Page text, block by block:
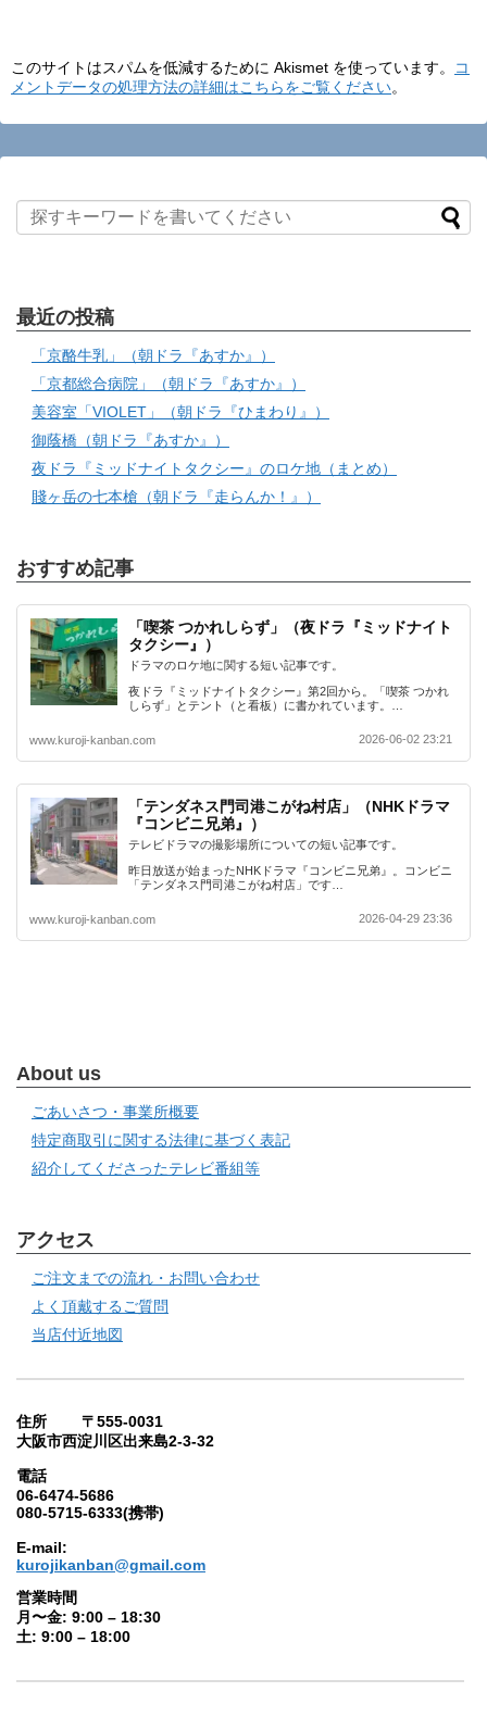
このサイトはスパムを低減するために Akismet を使っています。
コ
メントデータの処理方法の詳細はこちらをご覧ください。
最近の投稿
「京酪牛乳」（朝ドラ『あすか』）
「京都総合病院」（朝ドラ『あすか』）
美容室「VIOLET」（朝ドラ『ひまわり』）
御蔭橋（朝ドラ『あすか』）
夜ドラ『ミッドナイトタクシー』のロケ地（まとめ）
賤ヶ岳の七本槍（朝ドラ『走らんか！』）
おすすめ記事
「喫茶 つかれしらず」（夜ドラ『ミッドナイト
タクシー』）
ドラマのロケ地に関する短い記事です。
夜ドラ『ミッドナイトタクシー』第2回から。「喫茶 つかれ
しらず」とテント（と看板）に書かれています。…
www.kuroji-kanban.com 2026-06-02 23:21
「テンダネス門司港こがね村店」（NHKドラマ
『コンビニ兄弟』）
テレビドラマの撮影場所についての短い記事です。
昨日放送が始まったNHKドラマ『コンビニ兄弟』。コンビニ
「テンダネス門司港こがね村店」です…
www.kuroji-kanban.com 2026-04-29 23:36
About us
ごあいさつ・事業所概要
特定商取引に関する法律に基づく表記
紹介してくださったテレビ番組等
アクセス
ご注文までの流れ・お問い合わせ
よく頂戴するご質問
当店付近地図
住所 〒555-0031
大阪市西淀川区出来島2-3-32
電話
06-6474-5686
080-5715-6333(携帯)
E-mail:
kurojikanban@gmail.com
営業時間
月〜金: 9:00 – 18:30
土: 9:00 – 18:00